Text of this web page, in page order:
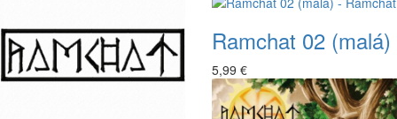
Ramchat 02 (malá)
5,99 €